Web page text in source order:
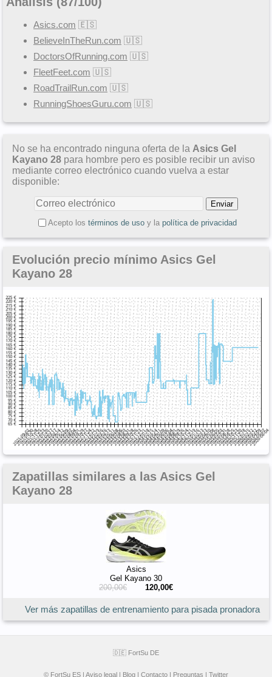
Asics.com 🇪🇸
BelieveInTheRun.com 🇺🇸
DoctorsOfRunning.com 🇺🇸
FleetFeet.com 🇺🇸
RoadTrailRun.com 🇺🇸
RunningShoesGuru.com 🇺🇸
No se ha encontrado ninguna oferta de la Asics Gel
Kayano 28 para hombre pero es posible recibir un aviso
mediante correo electrónico cuando vuelva a estar
disponible:
Acepto los términos de usoy la política de privacidad
Evolución precio mínimo Asics Gel
Kayano 28
Zapatillas similares a las Asics Gel
Kayano 28
Asics
Gel Kayano 30
200,00€
120,00€
Ver más zapatillas de entrenamiento para pisada pronadora
🇩🇪 FortSu DE
© FortSu ES | Aviso legal | Blog | Contacto | Preguntas | Twitter